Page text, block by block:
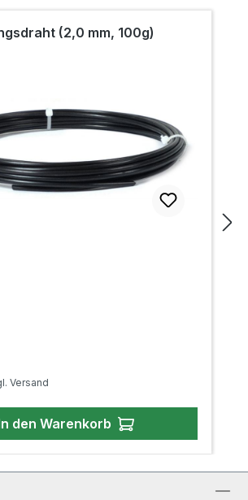
(2,0 mm, 100g)
Versand
den Warenkorb